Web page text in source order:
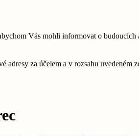
Vás mohli informovat o
adresy za účelem a v rozsahu uvedeném